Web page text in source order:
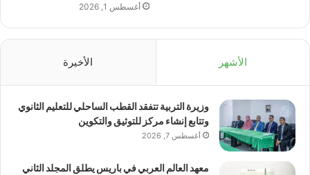
أغسطس 1, 2026
الأشهر الأخيرة
وزيرة التربية تتفقد القطب الساحلي للتعليم الثانوي
وتتابع إنشاء مركز للتوثيق والتكوين
أغسطس 7, 2026
معهد العالم العربي في باريس يطلق المجلد الثاني